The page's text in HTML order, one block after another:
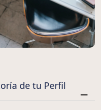
de tu Perfil